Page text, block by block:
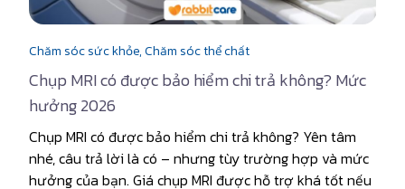
Chăm sóc sức khỏe,Chăm sóc thể chất
Chụp MRI có được bảo hiểm chi trả không? Mức
hưởng 2026
Chụp MRI có được bảo hiểm chi trả không? Yên tâm
nhé, câu trả lời là có – nhưng tùy trường hợp và mức
hưởng của bạn. Giá chụp MRI được hỗ trợ khá tốt nếu